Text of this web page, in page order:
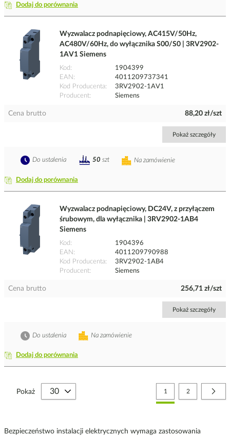
Dodaj do porównania
Wyzwalacz podnapięciowy, AC415V/50Hz,
AC480V/60Hz, do wyłącznika S00/S0 | 3RV2902-
1AV1 Siemens
Kod
1904399
EAN
4011209737341
Kod Producenta
3RV2902-1AV1
Producent
Siemens
Cena brutto 88,20 zł/szt
Pokaż szczegóły
Dodaj do porównania
Na zamówienie
Do ustalenia 50 szt
Wyzwalacz podnapięciowy, DC24V, z przyłączem
śrubowym, dla wyłącznika | 3RV2902-1AB4
Siemens
Kod
1904396
EAN
4011209790988
Kod Producenta
3RV2902-1AB4
Producent
Siemens
Cena brutto 256,71 zł/szt
Pokaż szczegóły
Dodaj do porównania
Na zamówienie
Do ustalenia
Strona
Aktualnie czytasz stronę
1 Strona
2
Pokaż
Bezpieczeństwo instalacji elektrycznych wymaga zastosowania